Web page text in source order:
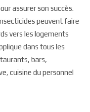
assurer son succès.
peuvent faire
vers les logements
dans tous les
bars,
cuisine du personnel